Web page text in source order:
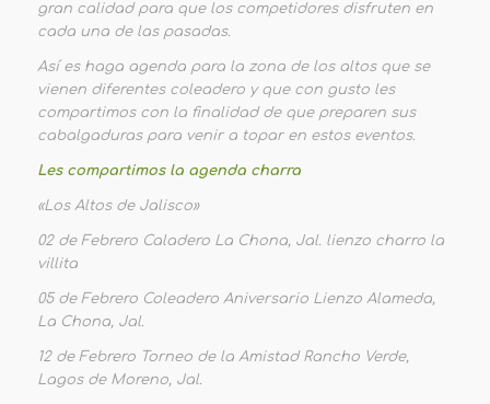
gran calidad para que los competidores disfruten en
cada una de las pasadas.
Así es haga agenda para la zona de los altos que se
vienen diferentes coleadero y que con gusto les
compartimos con la finalidad de que preparen sus
cabalgaduras para venir a topar en estos eventos.
Les compartimos la agenda charra
«Los Altos de Jalisco»
02 de Febrero Caladero La Chona, Jal. lienzo charro la
villita
05 de Febrero Coleadero Aniversario Lienzo Alameda,
La Chona, Jal.
12 de Febrero Torneo de la Amistad Rancho Verde,
Lagos de Moreno, Jal.